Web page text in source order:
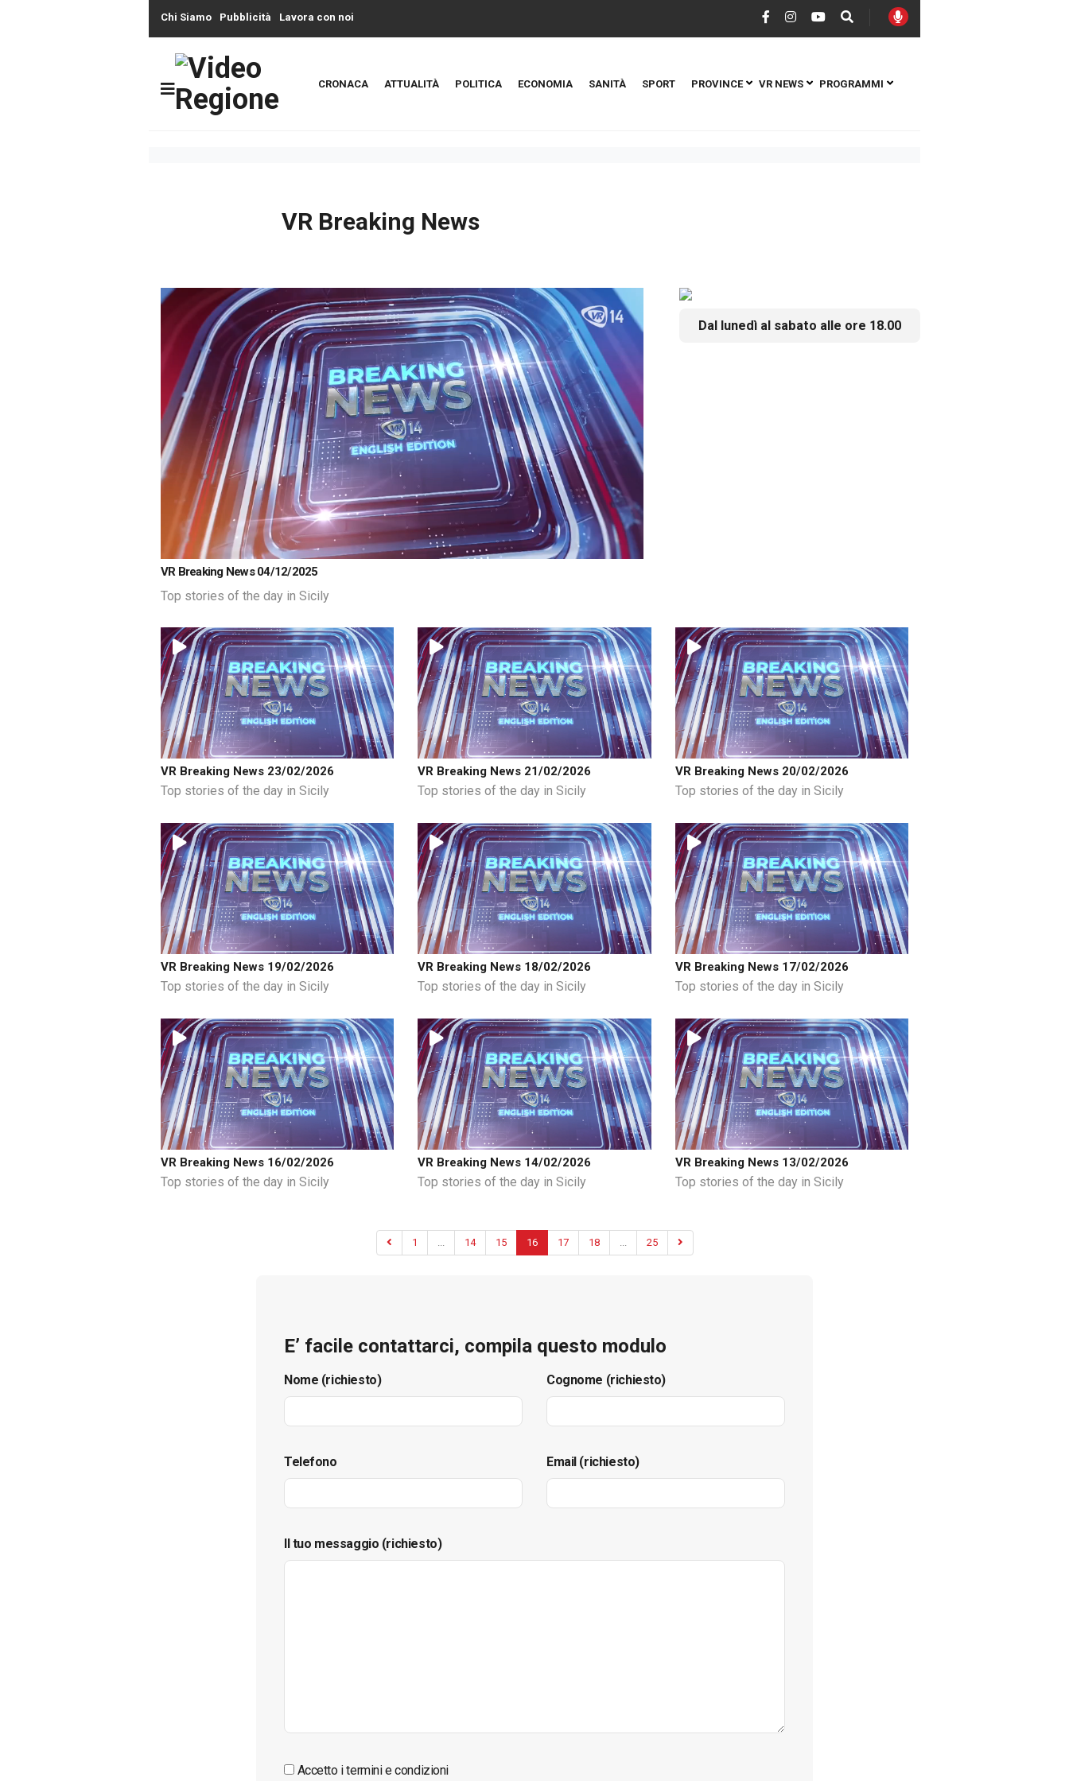
Chi Siamo Pubblicità Lavora con noi
CRONACA ATTUALITÀ POLITICA ECONOMIA SANITÀ SPORT PROVINCE VR NEWS PROGRAMMI
VR Breaking News
Unmute Loaded:
19.66%
VR Breaking News 04/12/2025
Top stories of the day in Sicily
Dal lunedì al sabato alle ore 18.00
VR Breaking News 23/02/2026
Top stories of the day in Sicily
VR Breaking News 21/02/2026
Top stories of the day in Sicily
VR Breaking News 20/02/2026
Top stories of the day in Sicily
VR Breaking News 19/02/2026
Top stories of the day in Sicily
VR Breaking News 18/02/2026
Top stories of the day in Sicily
VR Breaking News 17/02/2026
Top stories of the day in Sicily
VR Breaking News 16/02/2026
Top stories of the day in Sicily
VR Breaking News 14/02/2026
Top stories of the day in Sicily
VR Breaking News 13/02/2026
Top stories of the day in Sicily
1 14 15 16 17 18 25
E’ facile contattarci, compila questo modulo
Nome (richiesto) Cognome (richiesto)
Telefono Email (richiesto)
Il tuo messaggio (richiesto)
Accetto i termini e condizioni